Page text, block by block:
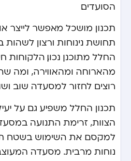
הסועדים.
תכנון מושכל מאפשר לייצר
תחושת נינוחות ורצון
החלל מתוכנן נכון, הלקוחות
מהארוחה ומהאווירה, ומה
רוצים לחזור למסעדה שוב
תכנון החלל משפיע גם על
הצוות, זרימת התנועה
למקסם את השימוש בשטח
נוחות מרבית. מסעדה